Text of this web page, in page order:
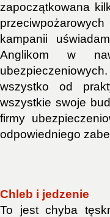
zapoczątkowana
kampanii
Anglikom w
wszystko od
wszystkie swoje
firmy
odpowiedniego
Chleb i jedzenie
To jest chyba